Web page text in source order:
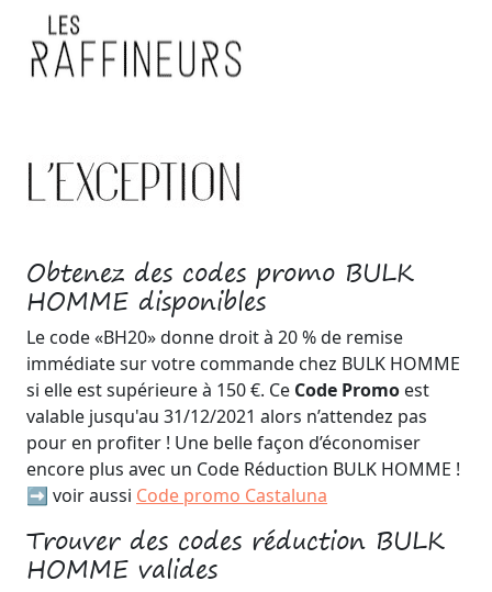
Obtenez des codes promo BULK
HOMME disponibles
Le code «BH20» donne droit à 20 % de remise
immédiate sur votre commande chez BULK HOMME
si elle est supérieure à 150 €. Ce Code Promo est
valable jusqu'au 31/12/2021 alors n’attendez pas
pour en profiter ! Une belle façon d’économiser
encore plus avec un Code Réduction BULK HOMME !
➡️ voir aussi Code promo Castaluna
Trouver des codes réduction BULK
HOMME valides